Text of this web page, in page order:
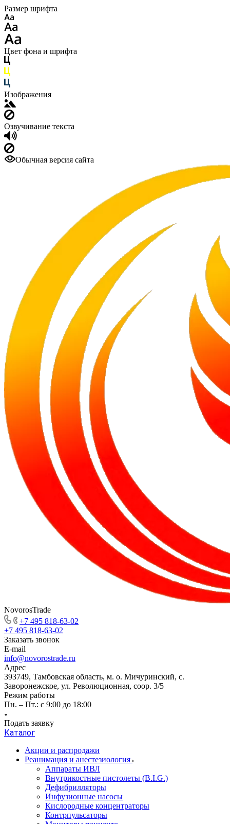
Размер шрифта
Цвет фона и шрифта
Изображения
Озвучивание текста
Обычная версия сайта
NovorosTrade
+7 495 818-63-02
+7 495 818-63-02
Заказать звонок
E-mail
info@novorostrade.ru
Адрес
393749, Тамбовская область, м. о. Мичуринский, с.
Заворонежское, ул. Революционная, соор. 3/5
Режим работы
Пн. – Пт.: с 9:00 до 18:00
Подать заявку
Каталог
Акции и распродажи
Реанимация и анестезиология
Аппараты ИВЛ
Внутрикостные пистолеты (B.I.G.)
Дефибрилляторы
Инфузионные насосы
Кислородные концентраторы
Контрпульсаторы